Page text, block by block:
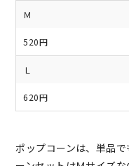
Ｍ
520円
Ｌ
620円
ポップコーンは、単品